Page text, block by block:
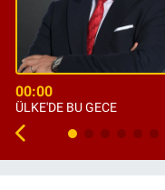
00:00
ÜLKE'DE BU GECE